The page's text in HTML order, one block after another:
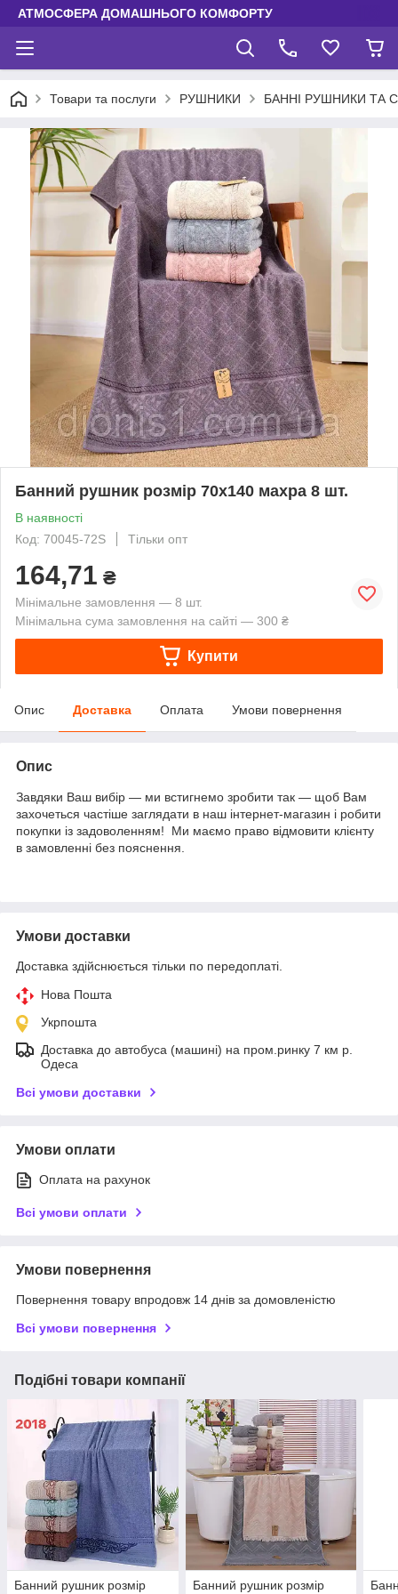
АТМОСФЕРА ДОМАШНЬОГО КОМФОРТУ
Товари та послуги РУШНИКИ БАННІ РУШНИКИ ТА
Банний рушник розмір 70х140 махра 8 шт.
В наявності
Код: 70045-72S
Тільки опт
164,71 ₴
Мінімальне замовлення — 8 шт.
Мінімальна сума замовлення на сайті — 300 ₴
Купити
Опис Доставка Оплата Умови повернення
Опис
Завдяки Ваш вибір — ми встигнемо зробити так — щоб Вам
захочеться частіше заглядати в наш інтернет-магазин і робити
покупки із задоволенням! Ми маємо право відмовити клієнту
в замовленні без пояснення.
Умови доставки
Доставка здійснюється тільки по передоплаті.
Нова Пошта
Укрпошта
Доставка до автобуса (машині) на пром.ринку 7 км р.
Одеса
Всі умови доставки
Умови оплати
Оплата на рахунок
Всі умови оплати
Умови повернення
Повернення товару впродовж 14 днів за домовленістю
Всі умови повернення
Подібні товари компанії
Банний рушник розмір
Банний рушник розмір